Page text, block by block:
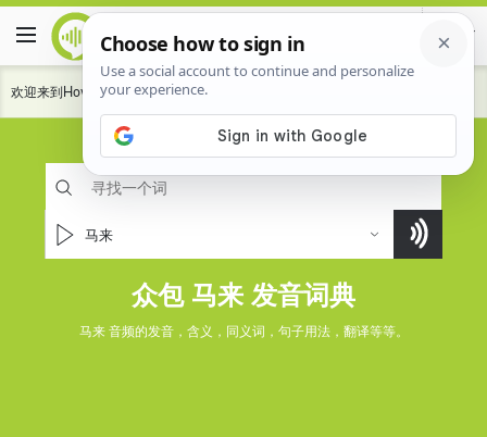
欢迎来到HowToPronounce词典。
马来
众包 马来 发音词典
马来 音频的发音，含义，同义词，句子用法，翻译等等。